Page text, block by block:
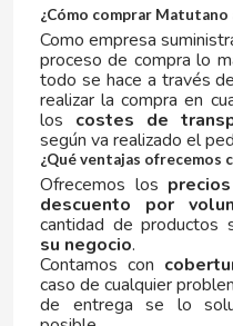
DON SIMON
DORITOS
DR PEPPER
DUBBLE BUBBLE
DULCESOL
DUREX
¿Cómo comprar Matutano
Como empresa
proceso de compra lo
todo se hace a través
realizar la compra en
los costes de
según va realizado el
¿Qué ventajas ofrecemos
Ofrecemos los
descuento por
cantidad de productos
su negocio.
Contamos con
caso de cualquier
de entrega se lo